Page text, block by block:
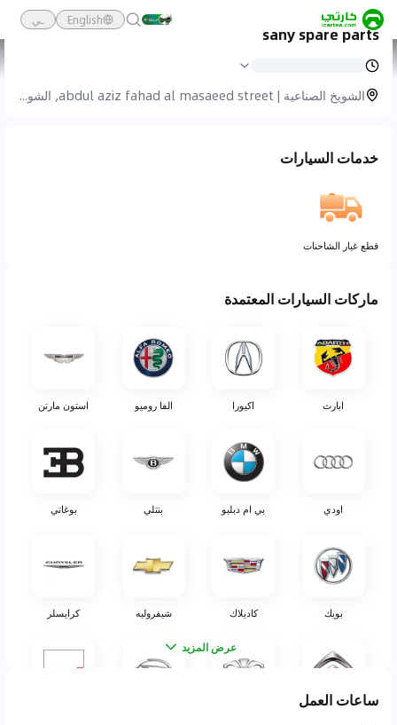
English ـي
كارتي
sany spare parts
الشويخ الصناعية | abdul aziz fahad al masaeed street, الشويخ الصناعية
خدمات السيارات
قطع غيار الشاحنات
ماركات السيارات المعتمدة
ابارث اكيورا الفا روميو استون مارتن
اودي بي ام دبليو بنتلي بوغاتي
بويك كاديلاك شيفروليه كرايسلر
عرض المزيد
ساعات العمل